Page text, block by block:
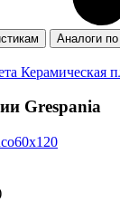
Аналоги
Керамическая
Grespania